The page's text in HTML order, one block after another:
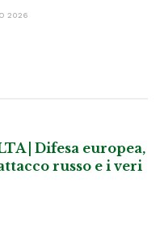
2026
| Difesa europea,
russo e i veri